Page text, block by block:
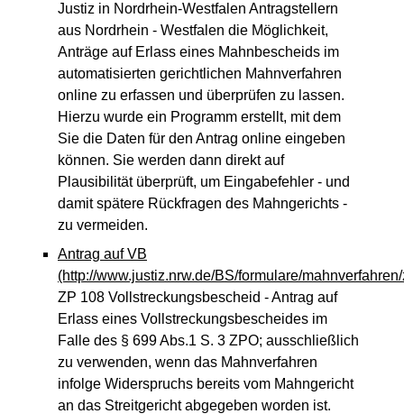
Justiz in Nordrhein-Westfalen Antragstellern
aus Nordrhein - Westfalen die Möglichkeit,
Anträge auf Erlass eines Mahnbescheids im
automatisierten gerichtlichen Mahnverfahren
online zu erfassen und überprüfen zu lassen.
Hierzu wurde ein Programm erstellt, mit dem
Sie die Daten für den Antrag online eingeben
können. Sie werden dann direkt auf
Plausibilität überprüft, um Eingabefehler - und
damit spätere Rückfragen des Mahngerichts -
zu vermeiden.
Antrag auf VB
(http://www.justiz.nrw.de/BS/formulare/
ZP 108 Vollstreckungsbescheid - Antrag auf
Erlass eines Vollstreckungsbescheides im
Falle des § 699 Abs.1 S. 3 ZPO; ausschließlich
zu verwenden, wenn das Mahnverfahren
infolge Widerspruchs bereits vom Mahngericht
an das Streitgericht abgegeben worden ist.